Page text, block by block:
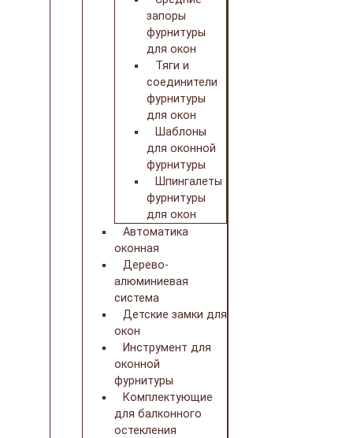
запоры
фурнитуры
для окон
Тяги и
соединители
фурнитуры
для окон
Шаблоны
для оконной
фурнитуры
Шпингалеты
фурнитуры
для окон
Автоматика
оконная
Дерево-
алюминиевая
система
Детские замки для
окон
Инструмент для
оконной
фурнитуры
Комплектующие
для балконного
остекления